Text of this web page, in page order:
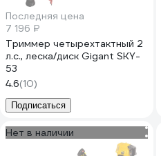
Последняя цена
7 196 ₽
Триммер четырехтактный 2
л.с., леска/диск Gigant SKY-
53
4.6(10)
Подписаться
Нет в наличии